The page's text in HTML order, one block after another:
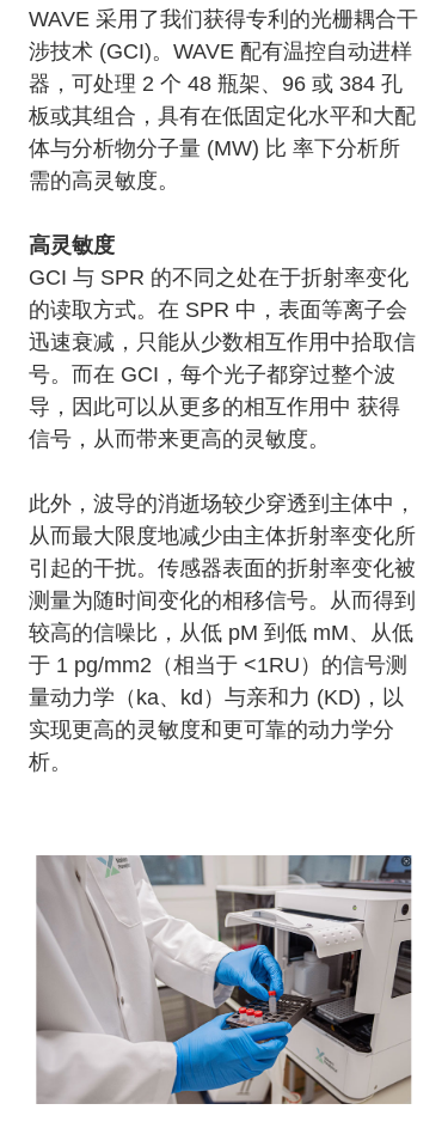
WAVE 采用了我们获得专利的光栅耦合干
涉技术 (GCI)。WAVE 配有温控自动进样
器，可处理 2 个 48 瓶架、96 或 384 孔
板或其组合，具有在低固定化水平和大配
体与分析物分子量 (MW) 比 率下分析所
需的高灵敏度。
高灵敏度
GCI 与 SPR 的不同之处在于折射率变化
的读取方式。在 SPR 中，表面等离子会
迅速衰减，只能从少数相互作用中拾取信
号。而在 GCI，每个光子都穿过整个波
导，因此可以从更多的相互作用中 获得
信号，从而带来更高的灵敏度。
此外，波导的消逝场较少穿透到主体中，
从而最大限度地减少由主体折射率变化所
引起的干扰。传感器表面的折射率变化被
测量为随时间变化的相移信号。从而得到
较高的信噪比，从低 pM 到低 mM、从低
于 1 pg/mm2（相当于 <1RU）的信号测
量动力学（ka、kd）与亲和力 (KD)，以
实现更高的灵敏度和更可靠的动力学分
析。